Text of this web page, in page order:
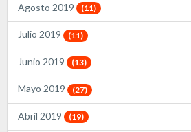
Agosto 2019 (11)
Julio 2019 (11)
Junio 2019 (13)
Mayo 2019 (27)
Abril 2019 (19)